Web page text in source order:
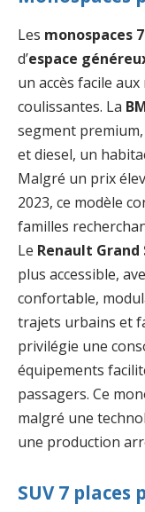
Les monospaces
d’espace
un accès facile
coulissantes. La
segment
et diesel, un
Malgré un prix
2023, ce modèle
familles
Le Renault Grand
plus accessible,
confortable,
trajets urbains et
privilégie une
équipements
passagers. Ce
malgré une
une production
SUV 7 places